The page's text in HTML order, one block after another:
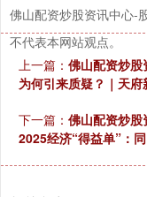
佛山配资炒股资讯中心-
不代表本网站观点。
上一篇： 佛山配资炒股
为何引来质疑？｜天府
下一篇： 佛山配资炒
2025经济“得益单”：